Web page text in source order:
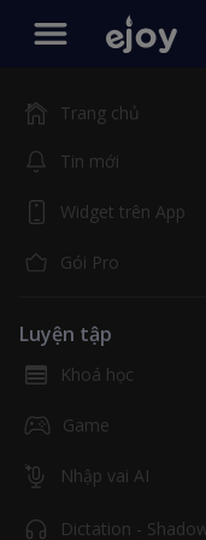
Trang chủ
Tin mới
Widget trên App
Gói Pro
Luyện tập
Khoá học
Game
Nhập vai AI
Dictation -